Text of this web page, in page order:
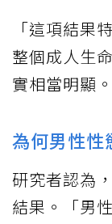
「這項結果
整個成人生
實相當明顯
為何男性性
研究者認為
結果。「男